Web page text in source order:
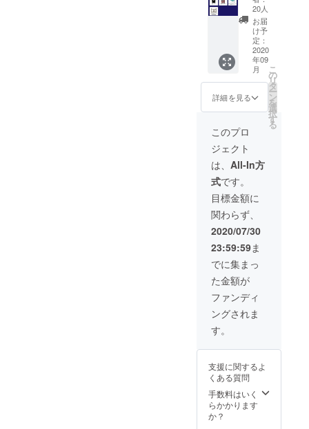
ヘキサ
ゴンよ
りお礼
のメッ
セージ
・支援
者限定
打ち上
げ生放
各リ
内容詳
細は本
照 ＊支
援時に
ご希望
のお名
前を10
下で備
考欄に
くださ
い。
者を特
や公序
良俗に
反する
内容、
機種依
存文字
リッド
ヘキサ
ゴンス
テッ
カー（1
枚） ・
セイク
リッド
ヘキサ
のメッ
・支援
者限定
打ち上
げ生放
送 視
聴権 ＊
各リ
ターン
細は本
文を参
照 ＊す
でにラ
イブ会
場など
でも販
グッズ
の詰め
合わせ
セット
となり
ます。
ケッ
ト！
コー
ス】 ・
オタソ
ンカ
バー大
戦2020
限定デ
ザイン
ト（シ
リアル
No.入
り） ・
オタソ
ンカ
バー大
戦2020
限定T
シャツ
にあな
たのお
名前を
クレ
ジッ
ト！ ・
オタソ
ンカ
限定ラ
ンド(2
個1セッ
ト) ・オ
タソン
20人
お届
け予
定：
2020
年09
月
詳細を見る
こ
の
リ
タ
ー
ン
を
選
択
す
る
このプロ
ジェクト
は、 All-In方
式です。
目標金額に
関わらず、
2020/07/30
23:59:59ま
でに集まっ
た金額が
ファンディ
ングされま
す。
支援に関するよ
くある質問
手数料はいく
らかかります
か？